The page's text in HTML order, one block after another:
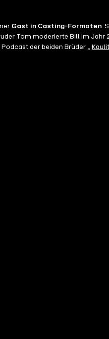
Gast in Casting-Formaten.
Tom moderierte Bill im Jahr
der beiden Brüder „